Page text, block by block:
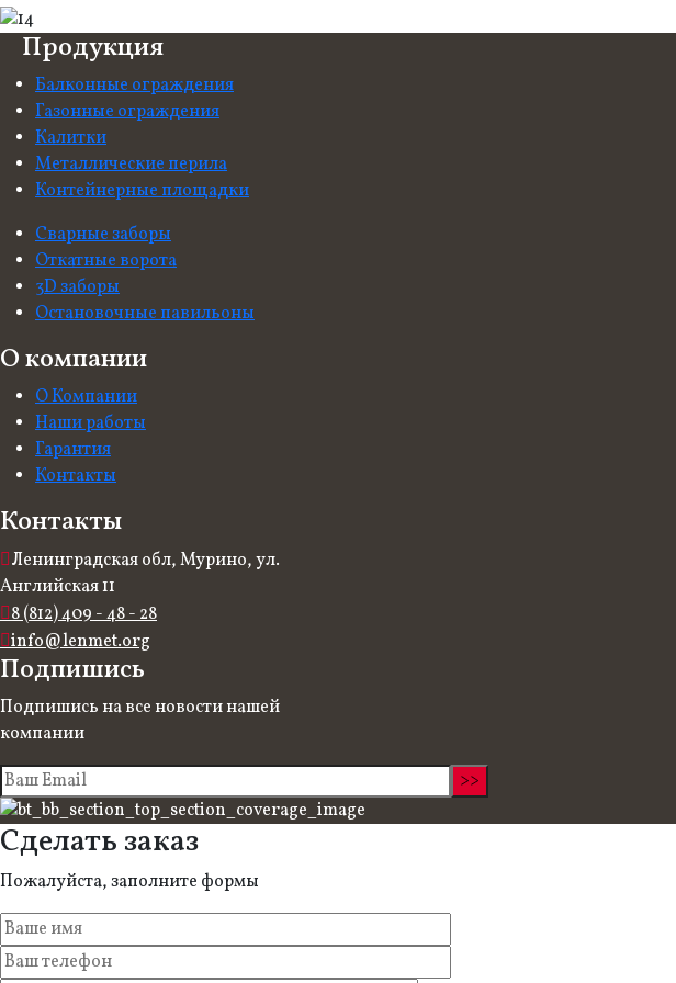
Продукция
Балконные ограждения
Газонные ограждения
Калитки
Металлические перила
Контейнерные площадки
Сварные заборы
Откатные ворота
3D заборы
Остановочные павильоны
О компании
О Компании
Наши работы
Гарантия
Контакты
Контакты
Ленинградская обл, Мурино, ул.
Английская 11
8 (812) 409 - 48 - 28
info@lenmet.org
Подпишись
Подпишись на все новости нашей
компании
Сделать заказ
Пожалуйста, заполните формы